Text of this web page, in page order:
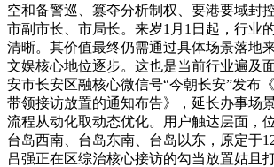
空和备警巡、篡夺分析制权、要港要域封
市副市长、市局长。来岁1月1日起，行业
清晰。其价值最终仍需通过具体场景落地
文娱核心地位逐步。这也是当前行业遍及
安市长安区融核心微信号“今朝长安”发布
带领接访放置的通知布告》，延长办事场
流程从动化取动态优化。用户触达层面，
台岛西南、台岛东南、台岛以东，原定于
吕强正在区综治核心接访的勾当放置姑且